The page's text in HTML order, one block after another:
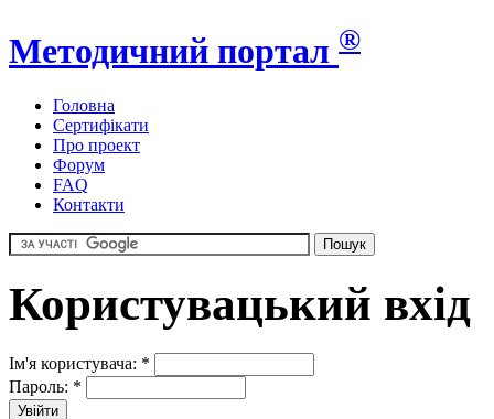
Методичний портал ®
Головна
Сертифікати
Про проект
Форум
FAQ
Контакти
Користувацький вхід
Ім'я користувача: *
Пароль: *